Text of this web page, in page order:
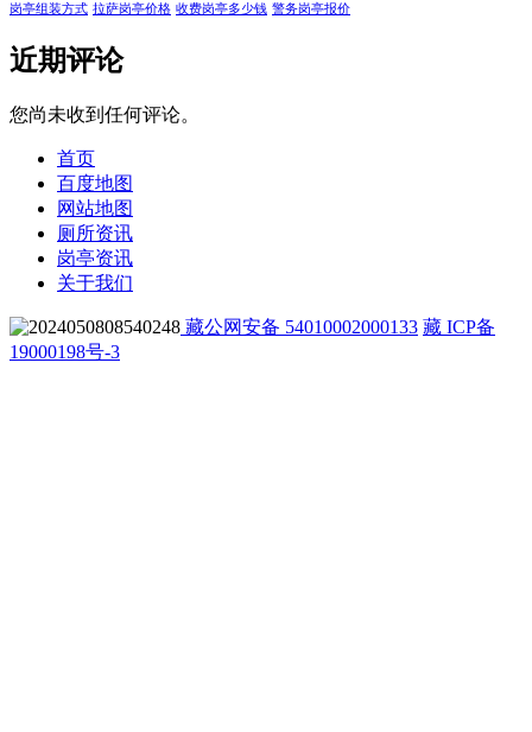
岗亭组装方式 拉萨岗亭价格 收费岗亭多少钱 警务岗亭报价
近期评论
您尚未收到任何评论。
首页
百度地图
网站地图
厕所资讯
岗亭资讯
关于我们
藏公网安备 54010002000133 藏 ICP备
19000198号-3